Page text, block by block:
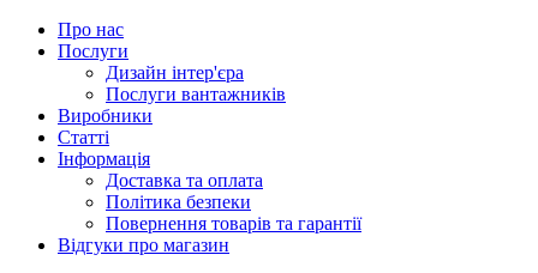
Про нас
Послуги
Дизайн інтер'єра
Послуги вантажників
Виробники
Статті
Інформація
Доставка та оплата
Політика безпеки
Повернення товарів та гарантії
Відгуки про магазин